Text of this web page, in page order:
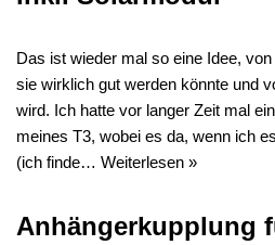
Das ist wieder mal so eine Idee,
sie wirklich gut werden könnte und
wird. Ich hatte vor langer Zeit mal
meines T3, wobei es da, wenn ich
(ich finde… Weiterlesen »
Anhängerkupplung